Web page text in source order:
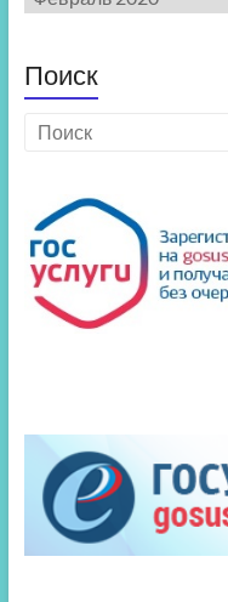
новостей
Поиск